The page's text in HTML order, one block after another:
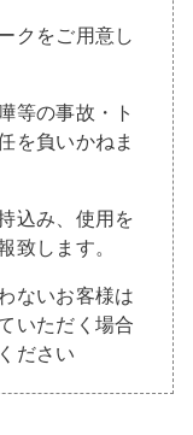
クをご用意し
等の事故・ト
を負いかねま
込み、使用を
致します。
ないお客様は
いただく場合
ださい